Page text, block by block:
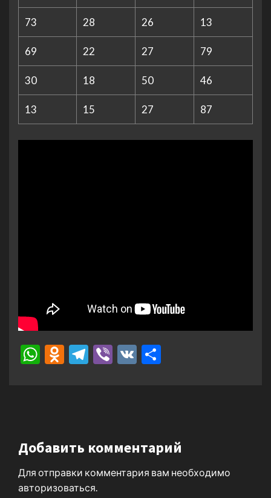
73 28 26 13
69 22 27 79
30 18 50 46
13 15 27 87
WhatsApp
Odnoklassniki
Telegram
Viber
VK
Добавить комментарий
Для отправки комментария вам необходимо
авторизоваться